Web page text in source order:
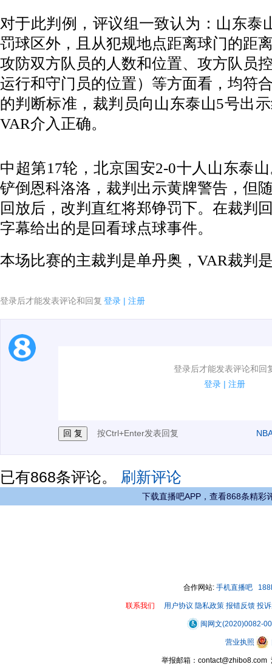
对于此判例，评议组一致认为：山东泰
罚球区外，且从犯规地点距离球门的距
攻防双方队员的人数和位置、攻方队员
运行和守门员的位置）等方面看，均符
的判断标准，裁判员向山东泰山5号出
VAR介入正确。
中超第17轮，北京国安2-0十人山东泰
铲倒恩科洛洛，裁判出示黄牌警告，但
回放后，改判直红将郑铮罚下。在裁判
字幕给出的是回看球点球事件。
本场比赛的主裁判是单丹奥，VAR裁判
登录后才能发表评论和回复 登录 | 注册
登录后才能发表评论和回
登录 | 注册
1.电脑端新用户可以发表评论了！
按Ctrl+Enter发表回复
已有868条评论。 刷新评论
下载直播吧APP，查看868条精彩
合作网站: 手机直播吧
联系我们 用户协议 隐私政策 报错反馈 投
闽网文(2020)0082-
营业执照
举报邮箱：